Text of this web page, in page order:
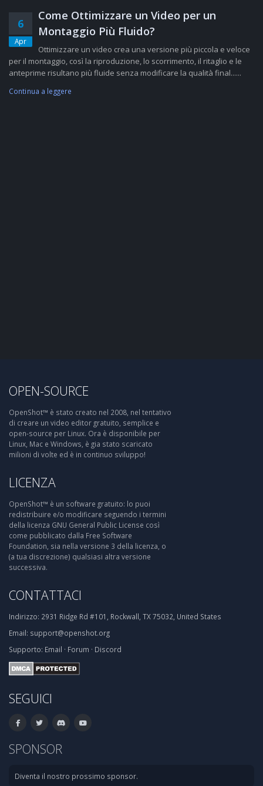
6
Apr
Come Ottimizzare un Video per un
Montaggio Più Fluido?
Ottimizzare un video crea una versione più piccola e veloce
per il montaggio, così la riproduzione, lo scorrimento, il ritaglio e le
anteprime risultano più fluide senza modificare la qualità final......
Continua a leggere
OPEN-SOURCE
OpenShot™ è stato creato nel 2008, nel tentativo
di creare un video editor gratuito, semplice e
open-source per Linux. Ora è disponibile per
Linux, Mac e Windows, è gia stato scaricato
milioni di volte ed è in continuo sviluppo!
LICENZA
OpenShot™ è un software gratuito: lo puoi
redistribuire e/o modificare seguendo i termini
della licenza GNU General Public License così
come pubblicato dalla Free Software
Foundation, sia nella versione 3 della licenza, o
(a tua discrezione) qualsiasi altra versione
successiva.
CONTATTACI
Indirizzo: 2931 Ridge Rd #101, Rockwall, TX 75032, United States
Email: support@openshot.org
Supporto: Email · Forum · Discord
SEGUICI
SPONSOR
Diventa il nostro prossimo sponsor.